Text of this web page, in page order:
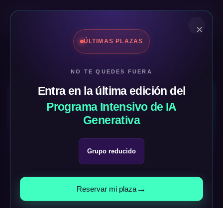
×
ÚLTIMAS PLAZAS
NO TE QUEDES FUERA
Entra en la última edición del
Programa Intensivo de IA
Generativa
Grupo reducido
Reservar mi plaza→
ACTUALIDAD IA GENERATIVA
Microsoft presenta
Scout, un agente
personal para
Microsoft 365